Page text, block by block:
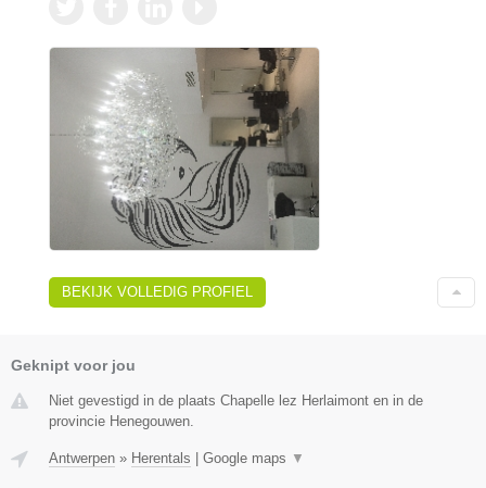
BEKIJK VOLLEDIG PROFIEL
Geknipt voor jou
Niet gevestigd in de plaats Chapelle lez Herlaimont en in de
provincie Henegouwen.
Antwerpen » Herentals | Google maps ▼